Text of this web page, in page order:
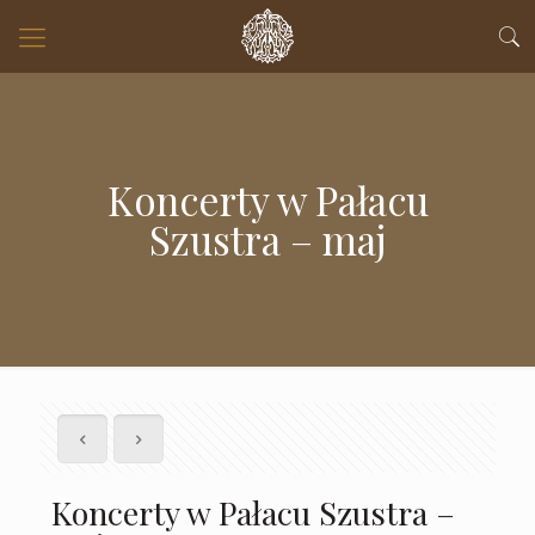
Koncerty w Pałacu
Szustra – maj
Koncerty w Pałacu Szustra –